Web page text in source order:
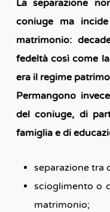
La separazione
coniuge ma
matrimonio:
fedeltà così come
era il regime
Permangono
del coniuge, di
famiglia e di
separazione tra
scioglimento o
matrimonio;